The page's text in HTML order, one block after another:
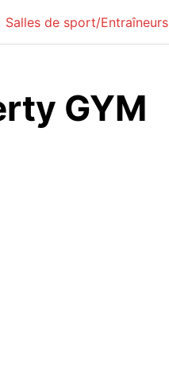
Salles de sport/Entraîneurs
GYM